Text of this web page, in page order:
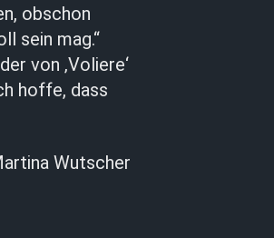
obschon
sein mag.“
von ‚Voliere‘
hoffe, dass
Wutscher